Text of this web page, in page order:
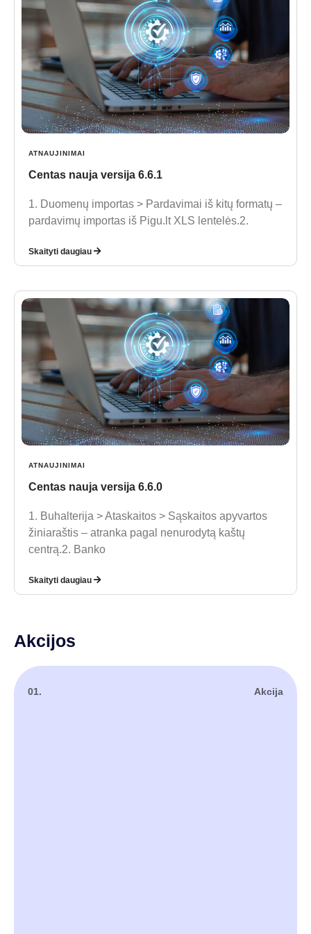
ATNAUJINIMAI
Centas nauja versija 6.6.1
1. Duomenų importas > Pardavimai iš kitų formatų –
pardavimų importas iš Pigu.lt XLS lentelės.2.
Skaityti daugiau
ATNAUJINIMAI
Centas nauja versija 6.6.0
1. Buhalterija > Ataskaitos > Sąskaitos apyvartos
žiniaraštis – atranka pagal nenurodytą kaštų
centrą.2. Banko
Skaityti daugiau
Akcijos
01. Akcija